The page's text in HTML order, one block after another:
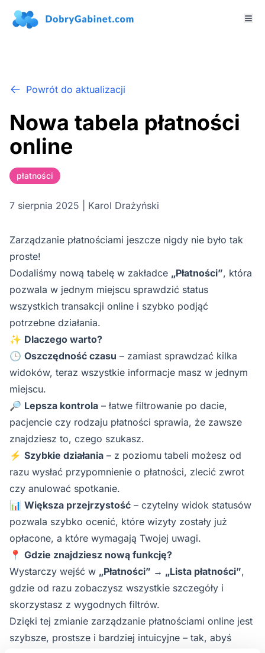
Powrót do aktualizacji
Nowa tabela płatności
online
płatności
7 sierpnia 2025 | Karol Drażyński
Zarządzanie płatnościami jeszcze nigdy nie było tak
proste!
Dodaliśmy nową tabelę w zakładce „Płatności”, która
pozwala w jednym miejscu sprawdzić status
wszystkich transakcji online i szybko podjąć
potrzebne działania.
✨ Dlaczego warto?
🕒 Oszczędność czasu – zamiast sprawdzać kilka
widoków, teraz wszystkie informacje masz w jednym
miejscu.
🔎 Lepsza kontrola – łatwe filtrowanie po dacie,
pacjencie czy rodzaju płatności sprawia, że zawsze
znajdziesz to, czego szukasz.
⚡ Szybkie działania – z poziomu tabeli możesz od
razu wysłać przypomnienie o płatności, zlecić zwrot
czy anulować spotkanie.
📊 Większa przejrzystość – czytelny widok statusów
pozwala szybko ocenić, które wizyty zostały już
opłacone, a które wymagają Twojej uwagi.
📍 Gdzie znajdziesz nową funkcję?
Wystarczy wejść w „Płatności” → „Lista płatności”,
gdzie od razu zobaczysz wszystkie szczegóły i
skorzystasz z wygodnych filtrów.
Dzięki tej zmianie zarządzanie płatnościami online jest
szybsze, prostsze i bardziej intuicyjne – tak, abyś